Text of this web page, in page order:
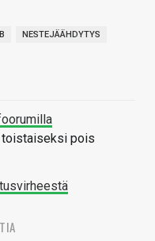
NESTEJÄÄHDYTYS
toistaiseksi pois